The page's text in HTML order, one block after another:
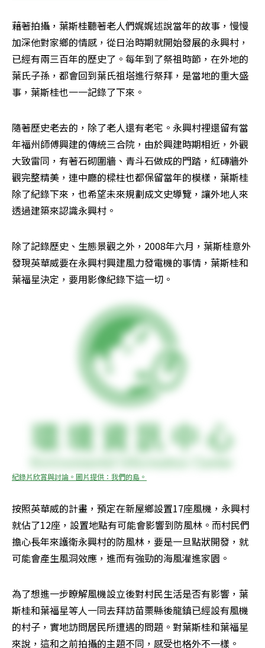
藉著拍攝，葉斯桂聽著老人們娓娓述說當年的故事，慢慢
加深他對家鄉的情感，從日治時期就開始發展的永興村，
已經有兩三百年的歷史了。每年到了祭祖時節，在外地的
葉氏子孫，都會回到葉氏祖塔進行祭拜，是當地的重大盛
事，葉斯桂也一一記錄了下來。
隨著歷史老去的，除了老人還有老宅。永興村裡還留有當
年福州師傅興建的傳統三合院，由於興建時期相近，外觀
大致雷同，有著石砌圍牆、青斗石做成的門踏，紅磚牆外
觀完整精美，連中廳的樑柱也都保留當年的模樣，葉斯桂
除了紀錄下來，也希望未來規劃成文史導覽，讓外地人來
透過建築來認識永興村。
除了記錄歷史、生態景觀之外，2008年六月，葉斯桂意外
發現英華威要在永興村興建風力發電機的事情，葉斯桂和
葉福星決定，要用影像紀錄下這一切。
紀錄片欣賞與討論。圖片提供：我們的島。
按照英華威的計畫，預定在新屋鄉設置17座風機，永興村
就佔了12座，設置地點有可能會影響到防風林。而村民們
擔心長年來護衛永興村的防風林，要是一旦點狀開發，就
可能會產生風洞效應，進而有強勁的海風灌進家園。
為了想進一步瞭解風機設立後對村民生活是否有影響，葉
斯桂和葉福星等人一同去拜訪苗栗縣後龍鎮已經設有風機
的村子，實地訪問居民所遭遇的問題。對葉斯桂和葉福星
來說，這和之前拍攝的主題不同，感受也格外不一樣。